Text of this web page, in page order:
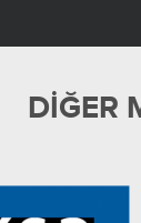
DİĞER